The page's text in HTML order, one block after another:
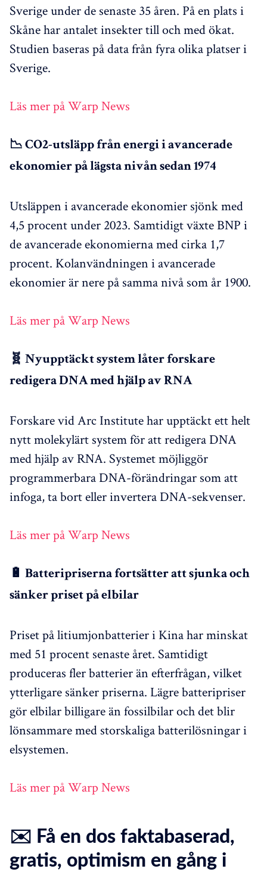
Sverige under de senaste 35 åren. På en plats i
Skåne har antalet insekter till och med ökat.
Studien baseras på data från fyra olika platser i
Sverige.
Läs mer på Warp News
📉 CO2-utsläpp från energi i avancerade
ekonomier på lägsta nivån sedan 1974
Utsläppen i avancerade ekonomier sjönk med
4,5 procent under 2023. Samtidigt växte BNP i
de avancerade ekonomierna med cirka 1,7
procent. Kolanvändningen i avancerade
ekonomier är nere på samma nivå som år 1900.
Läs mer på Warp News
🧬 Nyupptäckt system låter forskare
redigera DNA med hjälp av RNA
Forskare vid Arc Institute har upptäckt ett helt
nytt molekylärt system för att redigera DNA
med hjälp av RNA. Systemet möjliggör
programmerbara DNA-förändringar som att
infoga, ta bort eller invertera DNA-sekvenser.
Läs mer på Warp News
🔋 Batteripriserna fortsätter att sjunka och
sänker priset på elbilar
Priset på litiumjonbatterier i Kina har minskat
med 51 procent senaste året. Samtidigt
produceras fler batterier än efterfrågan, vilket
ytterligare sänker priserna. Lägre batteripriser
gör elbilar billigare än fossilbilar och det blir
lönsammare med storskaliga batterilösningar i
elsystemen.
Läs mer på Warp News
✉️ Få en dos faktabaserad,
gratis, optimism en gång i